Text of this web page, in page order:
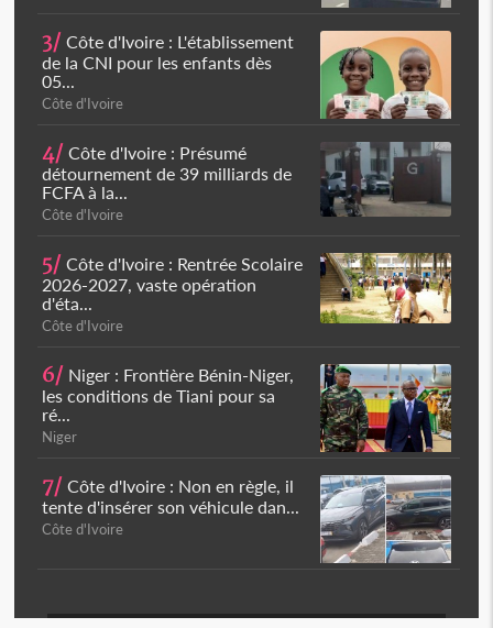
3/ Côte d'Ivoire : L'établissement
de la CNI pour les enfants dès
05...
Côte d'Ivoire
4/ Côte d'Ivoire : Présumé
détournement de 39 milliards de
FCFA à la...
Côte d'Ivoire
5/ Côte d'Ivoire : Rentrée Scolaire
2026-2027, vaste opération
d'éta...
Côte d'Ivoire
6/ Niger : Frontière Bénin-Niger,
les conditions de Tiani pour sa
ré...
Niger
7/ Côte d'Ivoire : Non en règle, il
tente d'insérer son véhicule dan...
Côte d'Ivoire